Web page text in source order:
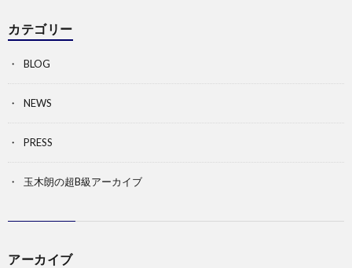
カテゴリー
BLOG
NEWS
PRESS
玉木朗の超B級アーカイブ
アーカイブ